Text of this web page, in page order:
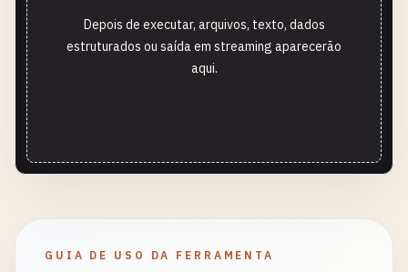
Depois de executar, arquivos, texto, dados
estruturados ou saída em streaming aparecerão
aqui.
GUIA DE USO DA FERRAMENTA